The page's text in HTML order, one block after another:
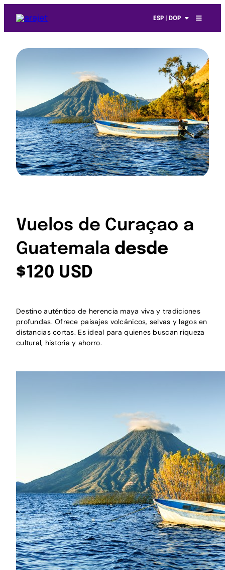
ESP | DOP
Vuelos de Curaçao a
Guatemala desde
$120 USD
Destino auténtico de herencia maya viva y tradiciones
profundas. Ofrece paisajes volcánicos, selvas y lagos en
distancias cortas. Es ideal para quienes buscan riqueza
cultural, historia y ahorro.